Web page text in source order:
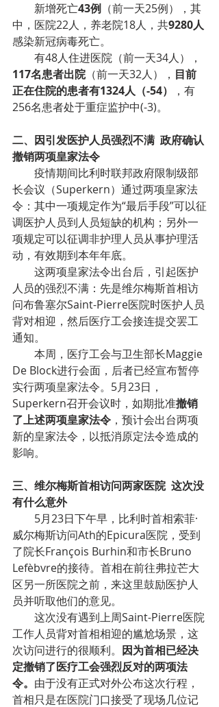
        新增死亡
43例 （前一天25例），其
中，医院22人，养老院18人，共9280人
感染新冠病毒死亡。
        有48人住进医院（前一天34人），
117名患者出院（前一天32人）， 目前
正在住院的患者有1324人（-54）
，有
256名患者处于重症监护中(-3)。
二、因引发医护人员强烈不满  政府确认
撤销两项皇家法令
长会议（Superkern）通过两项皇家法
令：其中一项规定作为“最后手段”可以征
调医护人员到人员短缺的机构；另外一
项规定可以征调非护理人员从事护理活
动，有效期到本年年底。
人员的强烈不满：先是维尔梅斯首相访
问布鲁塞尔Saint-Pierre医院时医护人员
背对相迎，然后医疗工会接连提交罢工
通知。
De Block进行会面，后者已经宣布暂停
实行两项皇家法令。5月23日，
Superkern召开会议时，如期批准撤销
了上述两项皇家法令 ，预计会出台两项
新的皇家法令，以抵消原定法令造成的
影响。
三、维尔梅斯首相访问两家医院  这次没
有什么意外
威尔梅斯访问Ath的Epicura医院，受到
了院长François Burhin和市长Bruno
Lefèbvre的接待。首相在前往弗拉芒大
区另一所医院之前，来这里鼓励医护人
员并听取他们的意见。
工作人员背对首相相迎的尴尬场景，这
次访问进行的很顺利。 因为首相已经决
定撤销了医疗工会强烈反对的两项法
令。 由于没有正式对外公布这次行程，
首相只是在医院门口接受了现场几位记